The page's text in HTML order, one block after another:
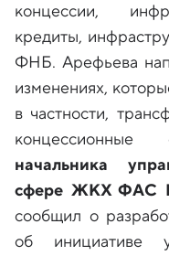
концессии,
кредиты,
ФНБ. Арефьева
изменениях,
в частности,
концессионные
начальника
сфере ЖКХ ФАС
сообщил о
об инициативе